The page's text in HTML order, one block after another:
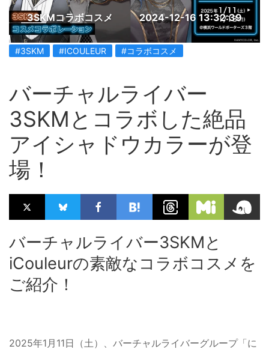
3SKMコラボコスメ 2024-12-16 13:32:39
#3SKM #ICOULEUR #コラボコスメ
バーチャルライバー
3SKMとコラボした絶品
アイシャドウカラーが登
場！
バーチャルライバー3SKMと
iCouleurの素敵なコラボコスメを
ご紹介！
2025年1月11日（土）、バーチャルライバーグループ「に